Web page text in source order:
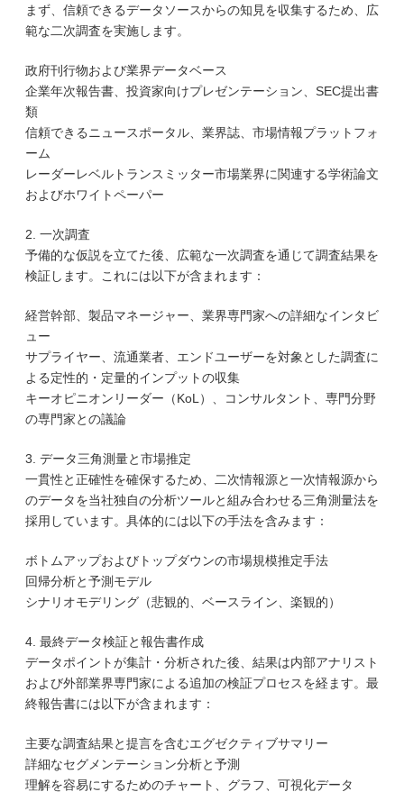
まず、信頼できるデータソースからの知見を収集するため、広
範な二次調査を実施します。
政府刊行物および業界データベース
企業年次報告書、投資家向けプレゼンテーション、SEC提出書
類
信頼できるニュースポータル、業界誌、市場情報プラットフォ
ーム
レーダーレベルトランスミッター市場業界に関連する学術論文
およびホワイトペーパー
2. 一次調査
予備的な仮説を立てた後、広範な一次調査を通じて調査結果を
検証します。これには以下が含まれます：
経営幹部、製品マネージャー、業界専門家への詳細なインタビ
ュー
サプライヤー、流通業者、エンドユーザーを対象とした調査に
よる定性的・定量的インプットの収集
キーオピニオンリーダー（KoL）、コンサルタント、専門分野
の専門家との議論
3. データ三角測量と市場推定
一貫性と正確性を確保するため、二次情報源と一次情報源から
のデータを当社独自の分析ツールと組み合わせる三角測量法を
採用しています。具体的には以下の手法を含みます：
ボトムアップおよびトップダウンの市場規模推定手法
回帰分析と予測モデル
シナリオモデリング（悲観的、ベースライン、楽観的）
4. 最終データ検証と報告書作成
データポイントが集計・分析された後、結果は内部アナリスト
および外部業界専門家による追加の検証プロセスを経ます。最
終報告書には以下が含まれます：
主要な調査結果と提言を含むエグゼクティブサマリー
詳細なセグメンテーション分析と予測
理解を容易にするためのチャート、グラフ、可視化データ